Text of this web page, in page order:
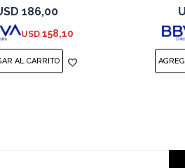
186,00
USD 158,10